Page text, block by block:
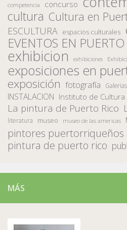
competencia concurso
cultura Cultura en
ESCULTURA espacios culturales
EVENTOS EN
exhibicion exhibiciones
exposiciones en
exposición fotografía Galerias
INSTALACION Instituto de
La pintura de Puerto Rico
literatura museo museo de las americas
pintores puertorriqueños
pintura de puerto rico
MÁS